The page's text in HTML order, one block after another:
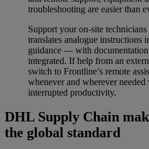
troubleshooting are easier than
Support your on-site
translates analogue instructions
guidance — with
integrated. If help from an
switch to Frontline’s remote
whenever and wherever
interrupted productivity.
DHL Supply Chain
the global standard